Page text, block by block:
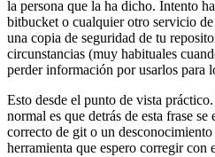
la persona que la ha dicho. Intento
bitbucket o cualquier otro servicio
una copia de seguridad de tu
circunstancias (muy habituales
perder información por usarlos para
Esto desde el punto de vista
normal es que detrás de esta frase
correcto de git o un
herramienta que espero corregir con